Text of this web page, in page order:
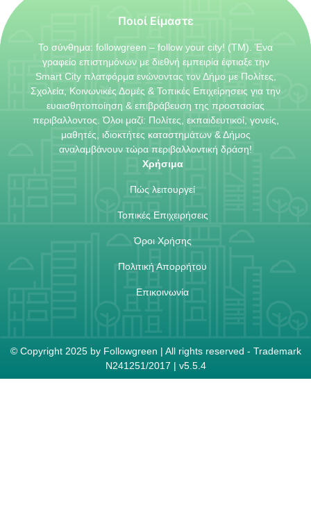
Ποιοί Είμαστε
Το σύνθημα: followgreen – follow your city! (TM). Ένα
γραφείο επιστημόνων με διεθνή εμπειρία έφτιαξε την
Smart City πλατφόρμα ενώνοντας τον Δήμο με Πολίτες,
Σχολεία, Κοινωνικές Δομές & Τοπικές Επιχείρησεις για την
ευαισθητοποίηση & επιβράβευση της προστασίας
περιβαλλοντος. Όλοι μαζί: Πολίτες, εκπαιδευτικοί, γονείς,
μαθητές, ιδιοκτήτες καταστημάτων & Δήμος
αναλαμβάνουν τώρα περιβαλλοντική δράση!
Χρήσιμα
Πώς λειτουργεί
Τοπικές Επιχειρήσεις
Όροι Χρήσης
Πολιτική Απορρήτου
Επικοινωνία
© Copyright 2025 by Followgreen | All rights reserved - Trademark
Ν241251/2017 | v5.5.4